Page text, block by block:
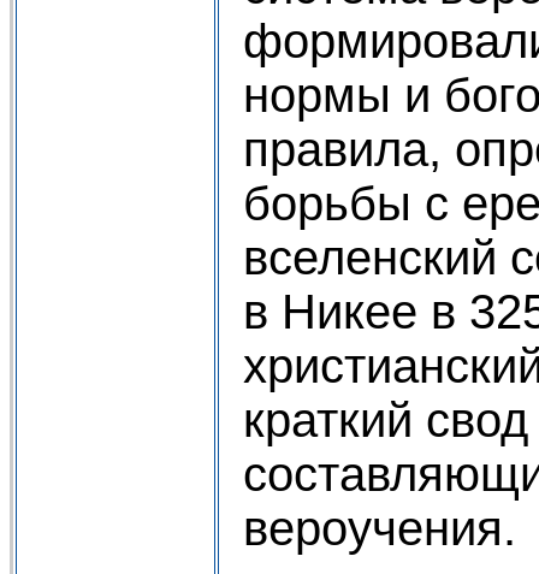
нормы и
правила,
борьбы с
вселенский
в Никее в
краткий
вероучения.